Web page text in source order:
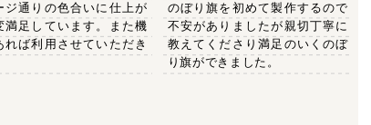
ジ通りの色合いに仕上が
満足しています。また機
れば利用させていただき
のぼり旗を初めて製作するので
不安がありましたが親切丁寧に
教えてくださり満足のいくのぼ
り旗ができました。